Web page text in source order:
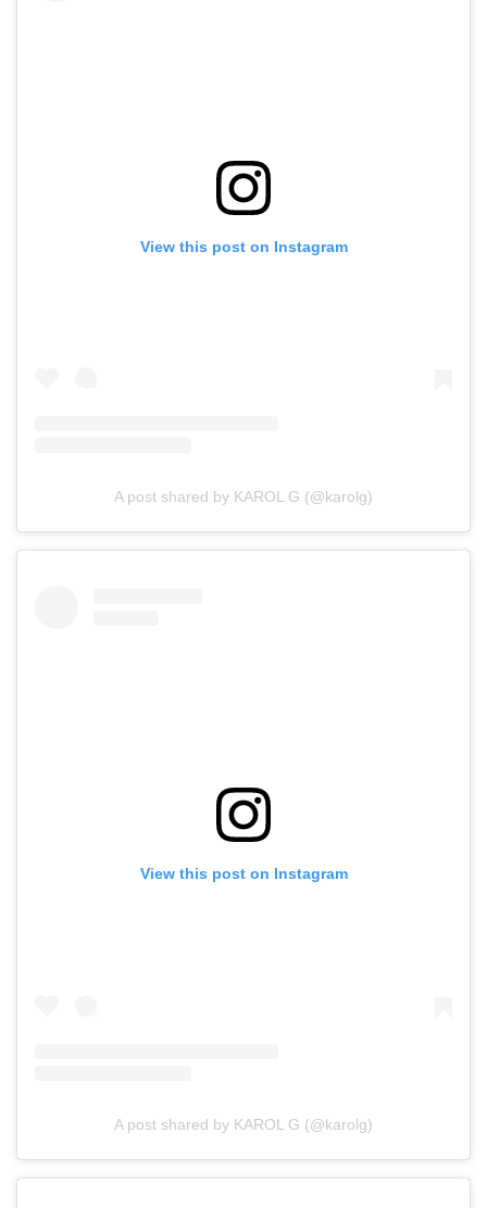
View this post on Instagram
A post shared by KAROL G (@karolg)
View this post on Instagram
A post shared by KAROL G (@karolg)